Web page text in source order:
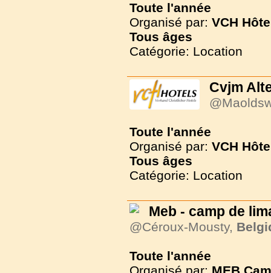
Toute l'année
Organisé par: VCH
Tous âges
Catégorie: Location
Cvjm
Toute l'année
Organisé par: VCH
Tous âges
Catégorie: Location
Meb - camp de
@Céroux-Mousty,
Toute l'année